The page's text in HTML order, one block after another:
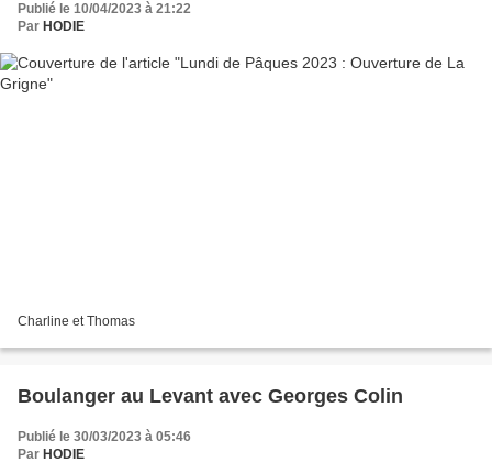
Publié le 10/04/2023 à 21:22
Par HODIE
Charline et Thomas
Boulanger au Levant avec Georges Colin
Publié le 30/03/2023 à 05:46
Par HODIE